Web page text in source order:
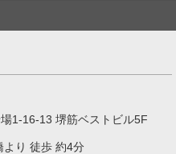
1-16-13 堺筋ベストビル5F
より 徒歩 約4分